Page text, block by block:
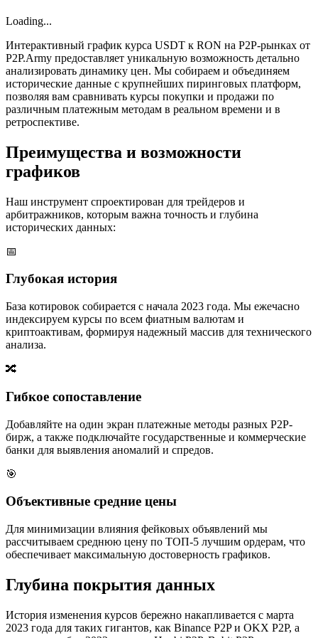
Loading...
Интерактивный график курса USDT к RON на P2P-рынках от
P2P.Army предоставляет уникальную возможность детально
анализировать динамику цен. Мы собираем и объединяем
исторические данные с крупнейших пиринговых платформ,
позволяя вам сравнивать курсы покупки и продажи по
различным платежным методам в реальном времени и в
ретроспективе.
Преимущества и возможности
графиков
Наш инструмент спроектирован для трейдеров и
арбитражников, которым важна точность и глубина
исторических данных:
📅
Глубокая история
База котировок собирается с начала 2023 года. Мы ежечасно
индексируем курсы по всем фиатным валютам и
криптоактивам, формируя надежный массив для технического
анализа.
🔀
Гибкое сопоставление
Добавляйте на один экран платежные методы разных P2P-
бирж, а также подключайте государственные и коммерческие
банки для выявления аномалий и спредов.
🎯
Объективные средние цены
Для минимизации влияния фейковых объявлений мы
рассчитываем среднюю цену по ТОП-5 лучшим ордерам, что
обеспечивает максимальную достоверность графиков.
Глубина покрытия данных
История изменения курсов бережно накапливается с марта
2023 года для таких гигантов, как Binance P2P и OKX P2P, а